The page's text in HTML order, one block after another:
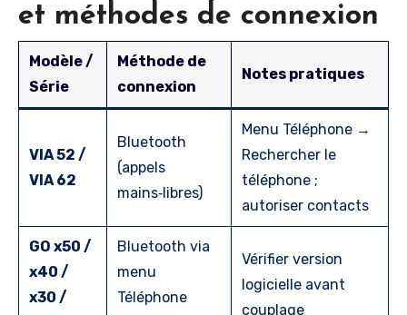
et méthodes de connexion
Modèle /
Série
Méthode de
connexion
Notes pratiques
VIA 52 /
VIA 62
Bluetooth
(appels
mains‑libres)
Menu Téléphone →
Rechercher le
téléphone ;
autoriser contacts
GO x50 /
x40 /
x30 /
Bluetooth via
menu
Téléphone
Vérifier version
logicielle avant
couplage